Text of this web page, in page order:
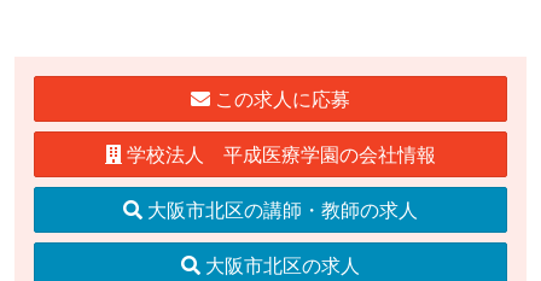
この求人に応募
学校法人 平成医療学園の会社情報
大阪市北区の講師・教師の求人
大阪市北区の求人